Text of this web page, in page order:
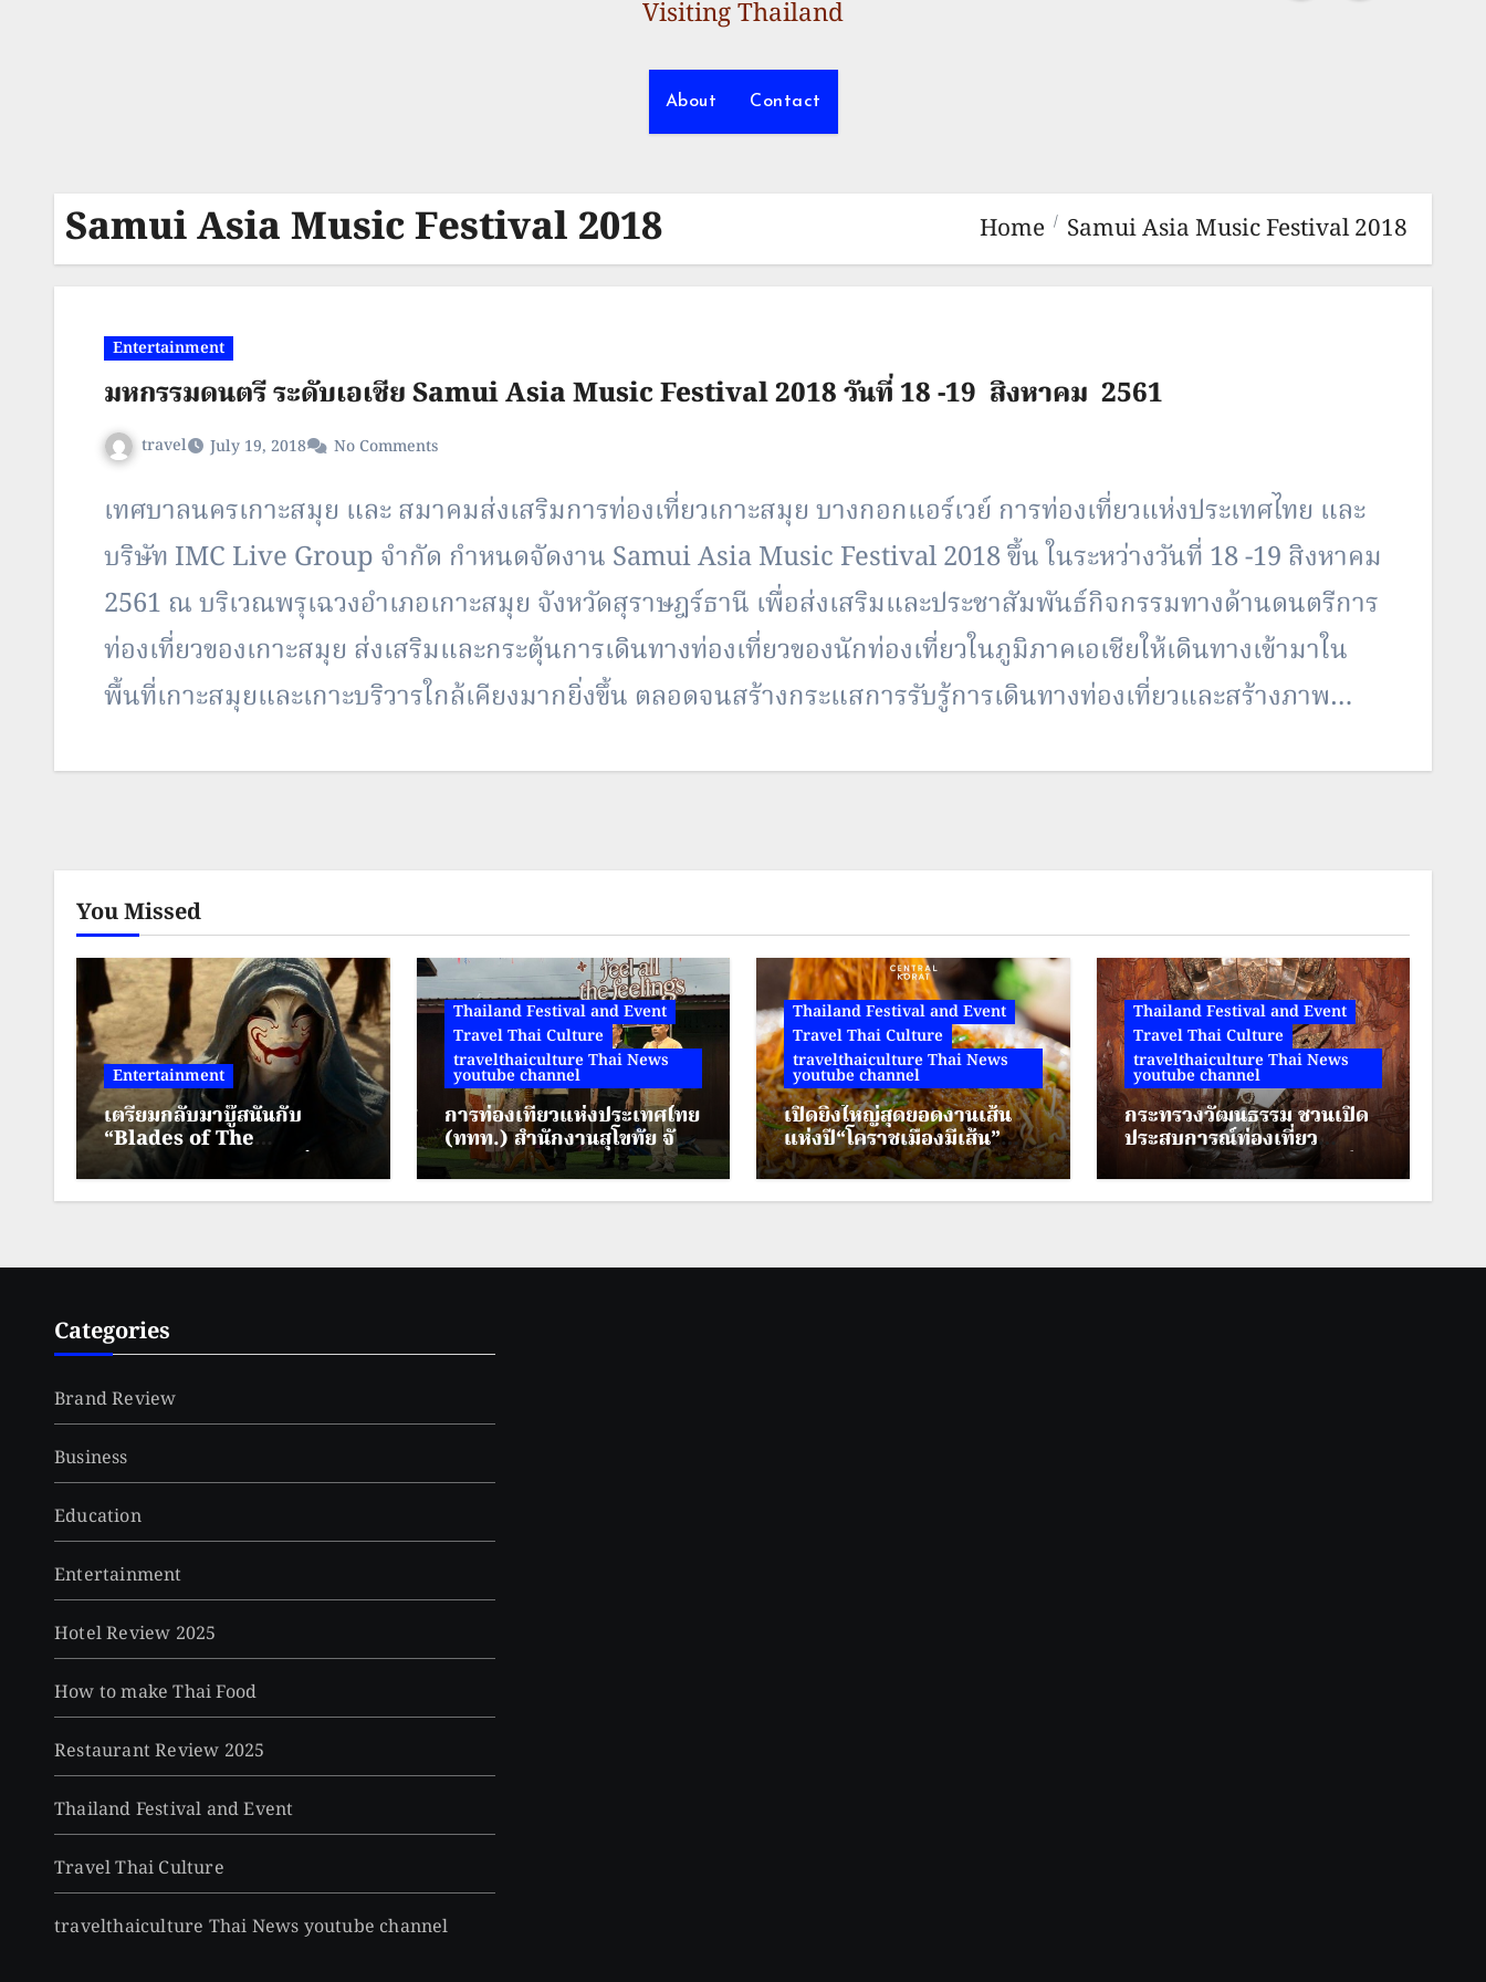
Visiting Thailand
About Contact
Samui Asia Music Festival 2018 Home Samui Asia Music Festival 2018
Entertainment
มหกรรมดนตรี ระดับเอเชีย Samui Asia Music Festival 2018 วันที่ 18 -19 สิงหาคม 2561
travel July 19, 2018 No Comments
เทศบาลนครเกาะสมุย และ สมาคมส่งเสริมการท่องเที่ยวเกาะสมุย บางกอกแอร์เวย์ การท่องเที่ยวแห่งประเทศไทย และ
บริษัท IMC Live Group จำกัด กำหนดจัดงาน Samui Asia Music Festival 2018 ขึ้น ในระหว่างวันที่ 18 -19 สิงหาคม
2561 ณ บริเวณพรุเฉวงอำเภอเกาะสมุย จังหวัดสุราษฎร์ธานี เพื่อส่งเสริมและประชาสัมพันธ์กิจกรรมทางด้านดนตรีการ
ท่องเที่ยวของเกาะสมุย ส่งเสริมและกระตุ้นการเดินทางท่องเที่ยวของนักท่องเที่ยวในภูมิภาคเอเชียให้เดินทางเข้ามาใน
พื้นที่เกาะสมุยและเกาะบริวารใกล้เคียงมากยิ่งขึ้น ตลอดจนสร้างกระแสการรับรู้การเดินทางท่องเที่ยวและสร้างภาพ
You Missed
Entertainment
เตรียมกลับมาบู๊สนั่นกับ
“Blades of The
Guardians – ยอดยุทธ์ดาบ
พิทักษ์” 16 สิงหาคมนี้ทาง
True Visions Now
Thailand Festival and Event
Travel Thai Culture
travelthaiculture Thai News
youtube channel
การท่องเที่ยวแห่งประเทศไทย
(ททท.) สำนักงานสุโขทัย จัด
กิจกรรม “Feel all the
feelings @ Kamphaeng
Phet” ณ ตลาดย้อนยุคนคร
Thailand Festival and Event
Travel Thai Culture
travelthaiculture Thai News
youtube channel
เปิดยิ่งใหญ่สุดยอดงานเส้น
แห่งปี“โคราชเมืองมีเส้น”
(Taste of Korat) ชูอัต
ลักษณ์วัฒนธรรมอาหาร เมือง
ย่าโม “ผัดหมี่ดัง-ขนมจีนแซ่
Thailand Festival and Event
Travel Thai Culture
travelthaiculture Thai News
youtube channel
กระทรวงวัฒนธรรม ชวนเปิด
ประสบการณ์ท่องเที่ยว
“บึงกาฬ” ตามรอยตำนานปู่
อือลือ ผสานศรัทธา สายมู
และการผจญภัยท่ามกลาง
Categories
Brand Review
Business
Education
Entertainment
Hotel Review 2025
How to make Thai Food
Restaurant Review 2025
Thailand Festival and Event
Travel Thai Culture
travelthaiculture Thai News youtube channel